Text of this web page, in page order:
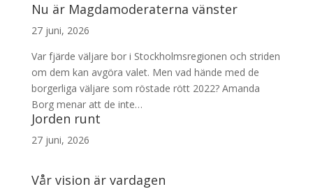
Nu är Magdamoderaterna vänster
27 juni, 2026
Var fjärde väljare bor i Stockholmsregionen och striden
om dem kan avgöra valet. Men vad hände med de
borgerliga väljare som röstade rött 2022? Amanda
Borg menar att de inte…
Jorden runt
27 juni, 2026
Vår vision är vardagen